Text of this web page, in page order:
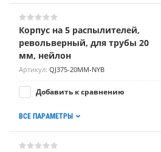
Корпус на 5 распылителей,
револьверный, для трубы 20
мм, нейлон
Артикул: QJ375-20MM-NYB
Добавить к сравнению
ВСЕ ПАРАМЕТРЫ